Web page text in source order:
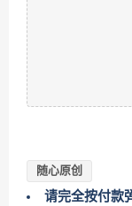
随心原创
请完全按付款